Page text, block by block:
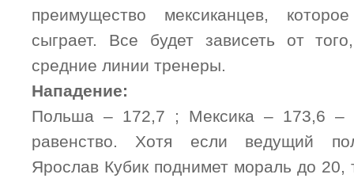
преимущество мексиканцев,
сыграет. Все будет зависеть от
средние линии тренеры.
Нападение:
Польша – 172,7 ; Мексика – 173,6 – и
равенство. Хотя если ведущий
Ярослав Кубик поднимет мораль до 20,